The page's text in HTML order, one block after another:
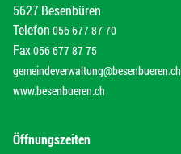
5627 Besenbüren
Telefon 056 677 87 70
Fax056 677 87 75
gemeindeverwaltung@besenbueren.ch
www.besenbueren.ch
Öffnungszeiten